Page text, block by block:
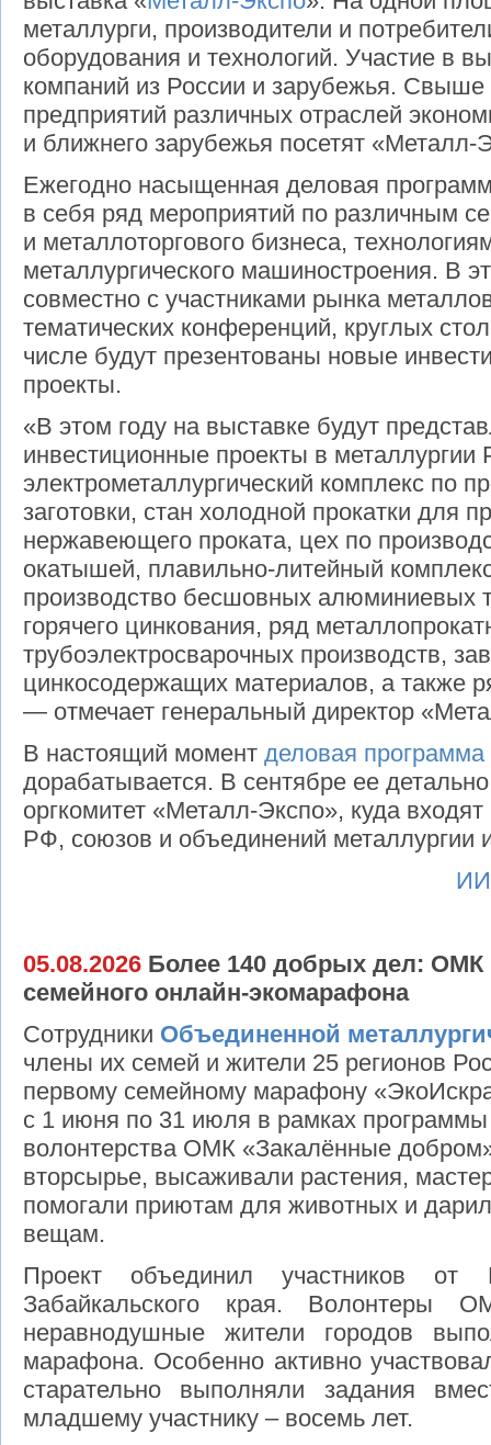
металлурги, производители и
оборудования и технологий. Участие в
компаний из России и зарубежья. Свыше
предприятий различных отраслей
и ближнего зарубежья посетят «Металл-
Ежегодно насыщенная деловая
в себя ряд мероприятий по различным
и металлоторгового бизнеса,
металлургического машиностроения. В
совместно с участниками рынка
тематических конференций, круглых
числе будут презентованы новые
проекты.
«В этом году на выставке будут
инвестиционные проекты в металлургии
электрометаллургический комплекс по
заготовки, стан холодной прокатки для
нержавеющего проката, цех по
окатышей, плавильно-литейный
производство бесшовных алюминиевых
горячего цинкования, ряд
трубоэлектросварочных производств,
цинкосодержащих материалов, а также
— отмечает генеральный директор
В настоящий момент деловая программа
дорабатывается. В сентябре ее
оргкомитет «Металл-Экспо», куда
РФ, союзов и объединений металлургии
05.08.2026 Более 140 добрых дел: ОМК
семейного онлайн-экомарафона
Сотрудники Объединенной
члены их семей и жители 25 регионов
первому семейному марафону
с 1 июня по 31 июля в рамках программы
волонтерства ОМК «Закалённые
вторсырье, высаживали растения,
помогали приютам для животных и
вещам.
Проект объединил участников от
Забайкальского края.
неравнодушные жители городов
марафона. Особенно активно
старательно выполняли задания
младшему участнику – восемь лет.